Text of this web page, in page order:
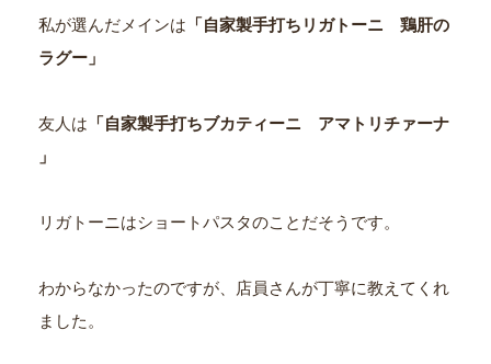
私が選んだメインは 「自家製手打ちリガトーニ 鶏肝の
ラグー」
友人は 「自家製手打ちブカティーニ アマトリチァーナ
」
リガトーニはショートパスタのことだそうです。
わからなかったのですが、店員さんが丁寧に教えてくれ
ました。